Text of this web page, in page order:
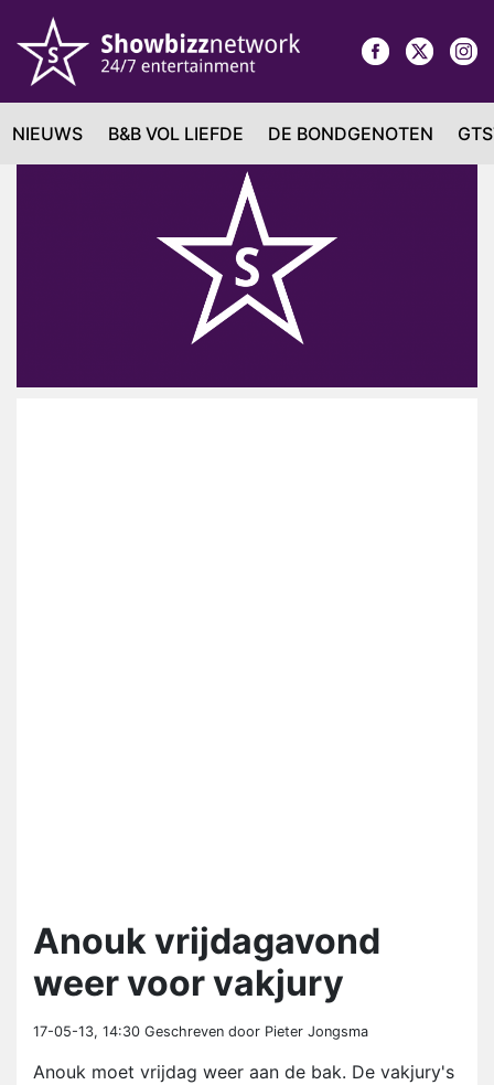
NIEUWS B&B VOL LIEFDE DE BONDGENOTEN
Anouk vrijdagavond
weer voor vakjury
17-05-13, 14:30 Geschreven door Pieter Jongsma
Anouk moet vrijdag weer aan de bak. De vakjury's